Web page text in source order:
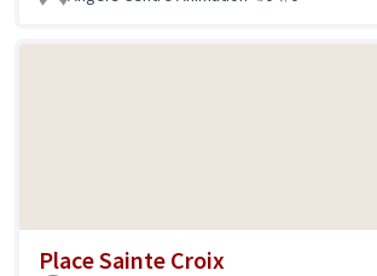
Place Sainte Croix